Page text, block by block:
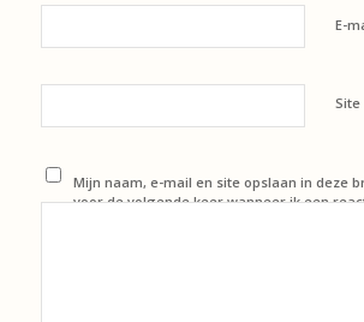
E-
Site
Mijn naam, e-mail en site opslaan in deze
voor de volgende keer wanneer ik een